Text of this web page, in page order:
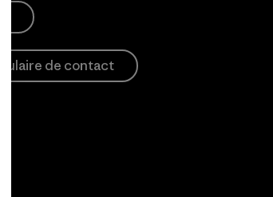
de contact